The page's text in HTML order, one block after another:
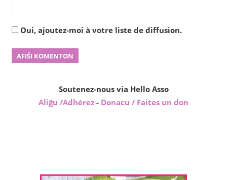
Oui, ajoutez-moi à votre liste de diffusion.
Soutenez-nous via Hello Asso
Aliĝu /Adhérez - Donacu / Faites un don